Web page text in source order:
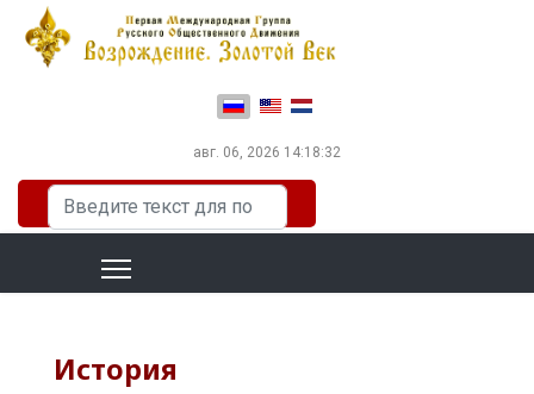
Выберите язык
авг. 06, 2026 14:18:32
Искать...
История